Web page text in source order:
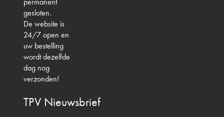
gesloten.
De website is
24/7 open en
uw bestelling
wordt dezelfde
dag nog
verzonden!
TPV Nieuwsbrief